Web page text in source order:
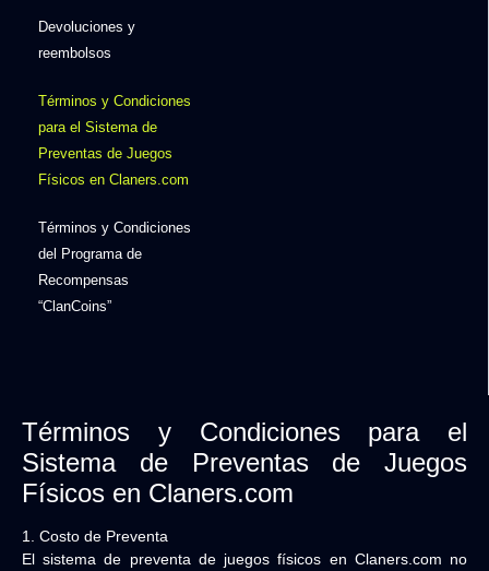
Devoluciones y
reembolsos
Términos y Condiciones
para el Sistema de
Preventas de Juegos
Físicos en Claners.com
Términos y Condiciones
del Programa de
Recompensas
“ClanCoins”
Términos y Condiciones para el
Sistema de Preventas de Juegos
Físicos en Claners.com
1. Costo de Preventa
El sistema de preventa de juegos físicos en Claners.com no